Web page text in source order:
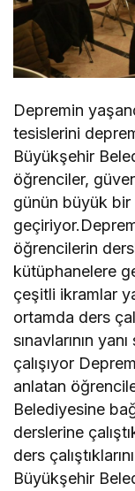
Depremin
tesislerini
Büyükşehir
öğrenciler,
günün büyük
öğrencilerin
kütüphanelere
çeşitli ikramlar
ortamda ders
sınavlarının
çalışıyor
anlatan
Belediyesine
derslerine
ders
Büyükşehir